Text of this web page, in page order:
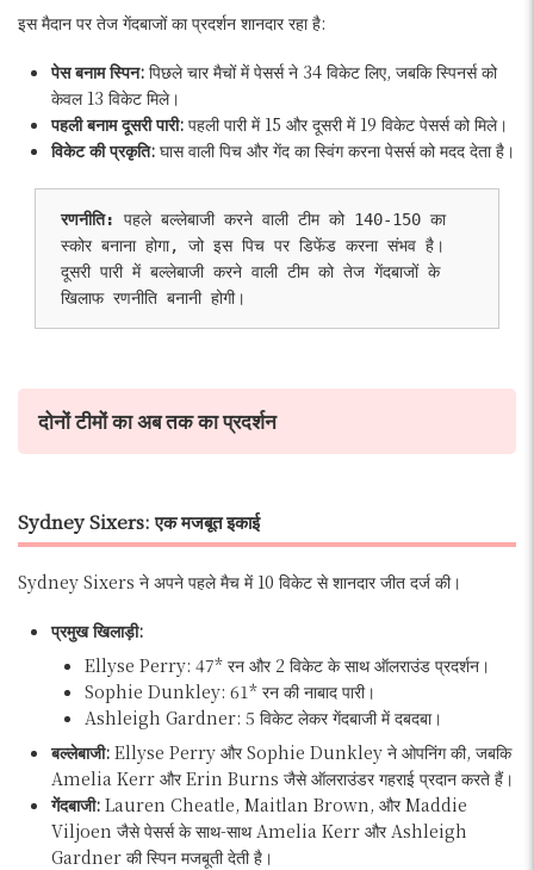
इस मैदान पर तेज गेंदबाजों का प्रदर्शन शानदार रहा है:
पेस बनाम स्पिन: पिछले चार मैचों में पेसर्स ने 34 विकेट लिए, जबकि स्पिनर्स को
केवल 13 विकेट मिले।
पहली बनाम दूसरी पारी: पहली पारी में 15 और दूसरी में 19 विकेट पेसर्स को मिले।
विकेट की प्रकृति: घास वाली पिच और गेंद का स्विंग करना पेसर्स को मदद देता है।
रणनीति: पहले बल्लेबाजी करने वाली टीम को 140-150 का
स्कोर बनाना होगा, जो इस पिच पर डिफेंड करना संभव है।
दूसरी पारी में बल्लेबाजी करने वाली टीम को तेज गेंदबाजों के
खिलाफ रणनीति बनानी होगी।
दोनों टीमों का अब तक का प्रदर्शन
Sydney Sixers: एक मजबूत इकाई
Sydney Sixers ने अपने पहले मैच में 10 विकेट से शानदार जीत दर्ज की।
प्रमुख खिलाड़ी:
Ellyse Perry: 47* रन और 2 विकेट के साथ ऑलराउंड प्रदर्शन।
Sophie Dunkley: 61* रन की नाबाद पारी।
Ashleigh Gardner: 5 विकेट लेकर गेंदबाजी में दबदबा।
बल्लेबाजी: Ellyse Perry और Sophie Dunkley ने ओपनिंग की, जबकि
Amelia Kerr और Erin Burns जैसे ऑलराउंडर गहराई प्रदान करते हैं।
गेंदबाजी: Lauren Cheatle, Maitlan Brown, और Maddie
Viljoen जैसे पेसर्स के साथ-साथ Amelia Kerr और Ashleigh
Gardner की स्पिन मजबूती देती है।